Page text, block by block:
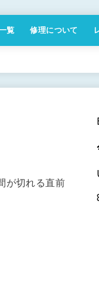
覧 修理について
が切れる直前